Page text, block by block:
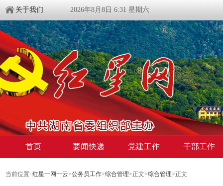
关于我们 2026年8月8日 6:31 星期六
首页 要闻快递 党建工作 干部工作
当前位置: 红星一网一云>公务员工作>综合管理>正文>综合管理>正文